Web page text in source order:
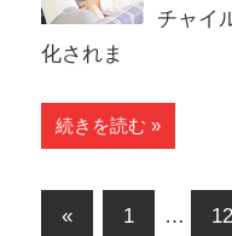
チャイ
化されま
続きを読む
投
«前
1 …